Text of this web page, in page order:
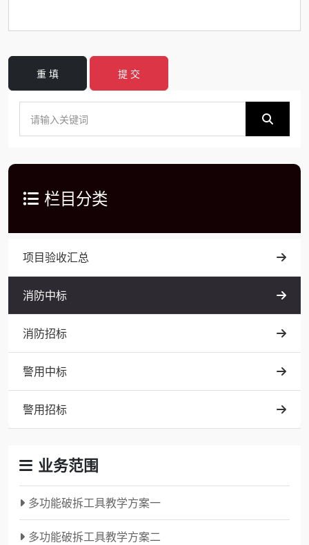
重 填 提 交
栏目分类
项目验收汇总
消防中标
消防招标
警用中标
警用招标
业务范围
多功能破拆工具教学方案一
多功能破拆工具教学方案二